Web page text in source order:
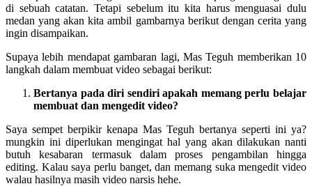
di sebuah catatan. Tetapi sebelum itu kita harus menguasai dulu
medan yang akan kita ambil gambarnya berikut dengan cerita yang
ingin disampaikan.
Supaya lebih mendapat gambaran lagi, Mas Teguh memberikan 10
langkah dalam membuat video sebagai berikut:
Bertanya pada diri sendiri apakah memang perlu belajar
membuat dan mengedit video?
Saya sempet berpikir kenapa Mas Teguh bertanya seperti ini ya?
mungkin ini diperlukan mengingat hal yang akan dilakukan nanti
butuh kesabaran termasuk dalam proses pengambilan hingga
editing. Kalau saya perlu banget, dan memang suka mengedit video
walau hasilnya masih video narsis hehe.